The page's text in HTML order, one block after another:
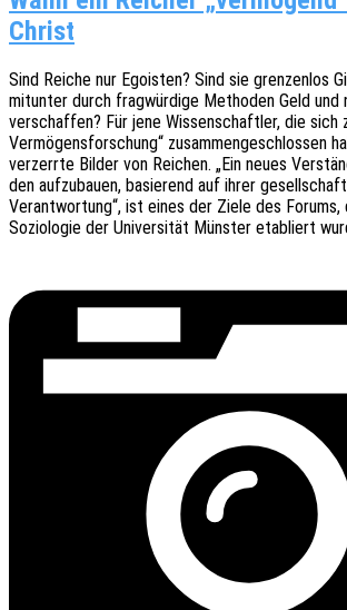
Christ
Sind Reiche nur Egois­ten? Sind sie gren­zen­los
mitun­ter durch frag­wür­di­ge Metho­den Geld und
verschaf­fen? Für jene Wissen­schaft­ler, die sich
Vermö­gens­for­schung“ zusam­men­ge­schlos­sen
verzerr­te Bilder von Reichen. „Ein neues
den aufzu­bau­en, basie­rend auf ihrer
Verant­wor­tung“, ist eines der Ziele des
Sozio­lo­gie der Univer­si­tät Müns­ter etabliert